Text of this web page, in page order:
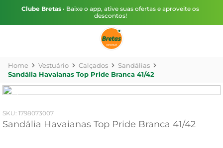
Clube Bretas • Baixe o app, ative suas ofertas e aproveite os
descontos!
Vestuário Calçados
Sandálias
Sandália Havaianas Top Pride Branca 41/42
: 1798073007
Sandália Havaianas Top Pride Branca 41/42